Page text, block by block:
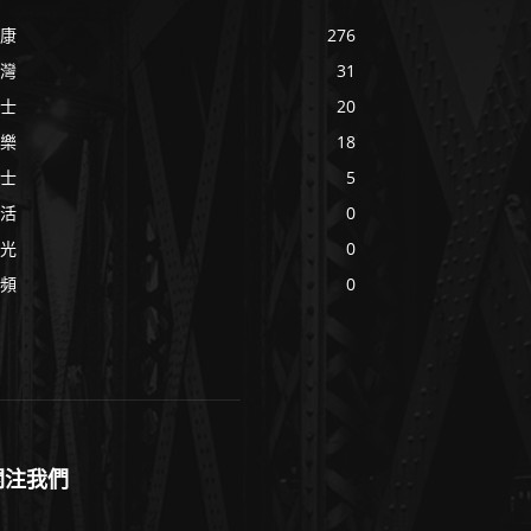
276
31
20
18
5
0
0
0
我們